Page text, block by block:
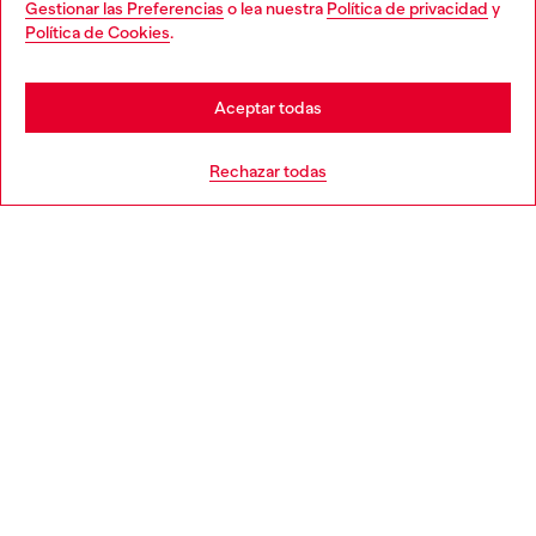
Gestionar las Preferencias o lea nuestra Política de privacidad y
Política de Cookies.
Rechazar todas
Aceptar todas
You are currently browsing España website, but it seems you
may be based in United States